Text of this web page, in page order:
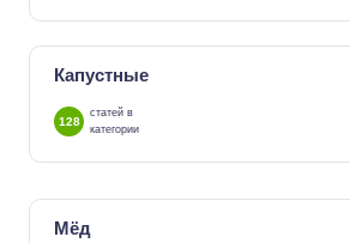
Капустные
128
статей в
категории
Мёд